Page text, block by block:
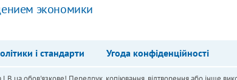
экономики
і стандарти Угода конфіденційності